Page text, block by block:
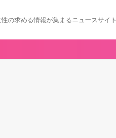
の求める情報が集まるニュースサイト